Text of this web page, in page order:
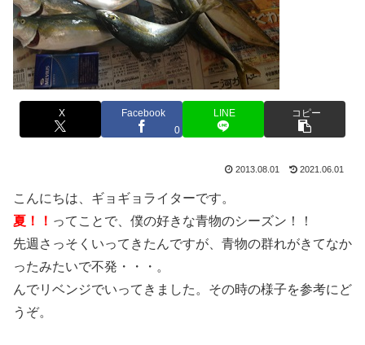
X
Facebook
0
LINE コピー
2013.08.01 2021.06.01
こんにちは、ギョギョライターです。
夏！！ ってことで、僕の好きな青物のシーズン！！
先週さっそくいってきたんですが、青物の群れがきてなか
ったみたいで不発・・・。
んでリベンジでいってきました。その時の様子を参考にど
うぞ。